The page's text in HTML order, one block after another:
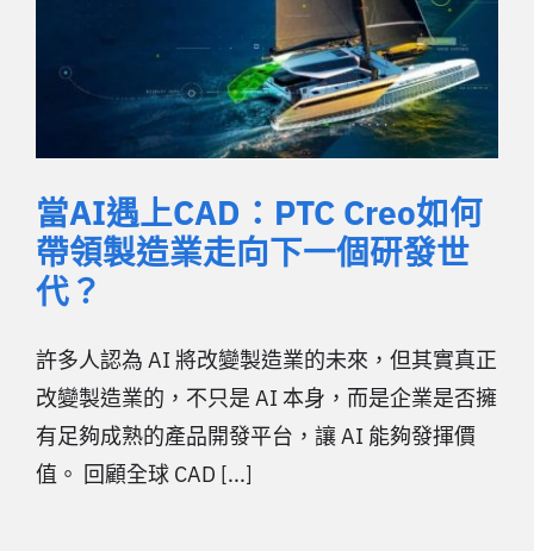
當AI遇上CAD：PTC Creo如何
帶領製造業走向下一個研發世
代？
許多人認為 AI 將改變製造業的未來，但其實真正
改變製造業的，不只是 AI 本身，而是企業是否擁
有足夠成熟的產品開發平台，讓 AI 能夠發揮價
值。 回顧全球 CAD [...]